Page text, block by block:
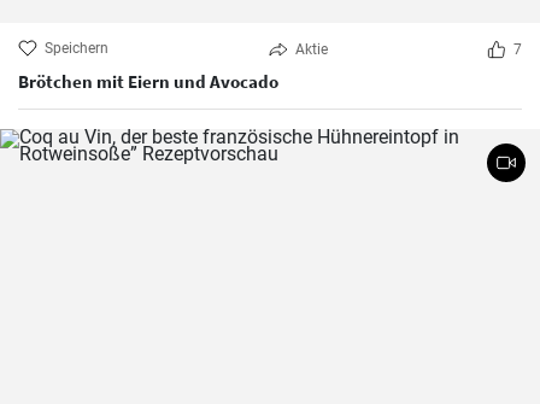
Speichern Aktie 7
Brötchen mit Eiern und Avocado